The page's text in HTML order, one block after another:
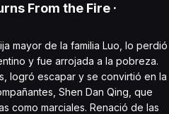
From the Fire ·
mayor de la familia Luo, lo perdió
y fue arrojada a la pobreza.
logró escapar y se convirtió en la
Shen Dan Qing, que
como marciales. Renació de las